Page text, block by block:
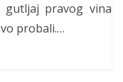
gutljaj pravog vina
probali.…